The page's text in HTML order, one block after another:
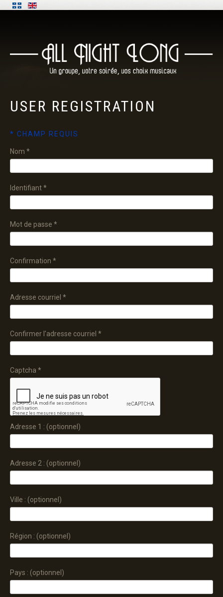
USER REGISTRATION
* CHAMP REQUIS
Nom *
Identifiant*
Mot de passe *
Confirmation *
Adresse courriel *
Confirmer l'adresse courriel *
Captcha *
Adresse 1 : (optionnel)
Adresse 2 : (optionnel)
Ville : (optionnel)
Région : (optionnel)
Pays : (optionnel)